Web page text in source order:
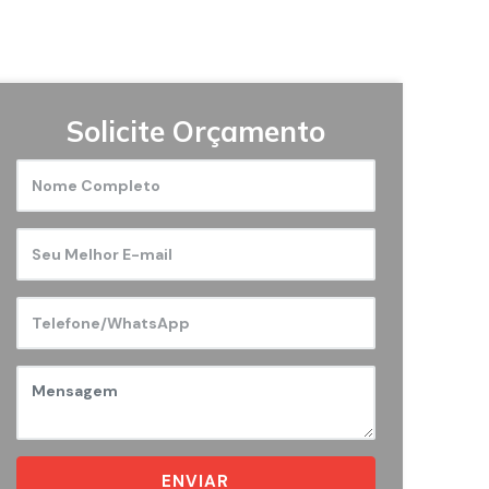
Solicite Orçamento
ENVIAR